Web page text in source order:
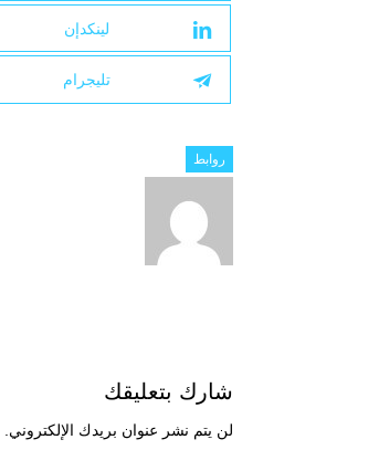
لينكدإن
تليجرام
روابط
شارك بتعليقك
لن يتم نشر عنوان بريدك الإلكتروني.